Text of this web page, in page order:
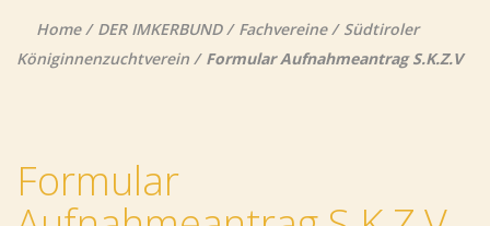
Home DER IMKERBUND Fachvereine
Südtiroler
Königinnenzuchtverein
Formular Aufnahmeantrag S.K.Z.V
Formular